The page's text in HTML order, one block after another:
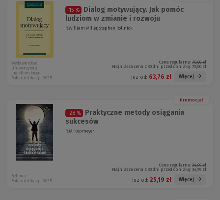
-15 %
Dialog motywujący. Jak pomóc
ludziom w zmianie i rozwoju
R.William Miller, Stephen Rollnick
Cena regularna: 75,00 zł
Najniższa cena z 30 dni przed obniżką: 75,00 zł
Już od: 63,76 zł Więcej
Wydawnictwo
Uniwersytetu
Jagiellońskiego
Rok publikacji: 2025
Promocja!
-28 %
Praktyczne metody osiągania
sukcesów
R.M. Kopmeyer
Cena regularna: 34,99 zł
Najniższa cena z 30 dni przed obniżką: 34,99 zł
Już od: 25,19 zł Więcej
Bellona
Rok publikacji: 2025